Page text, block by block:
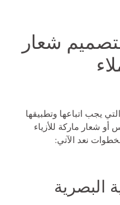
شعار
يجب اتباعها وتطبيقها
أو شعار ماركة للأزياء
نعد الآتي:
البصرية